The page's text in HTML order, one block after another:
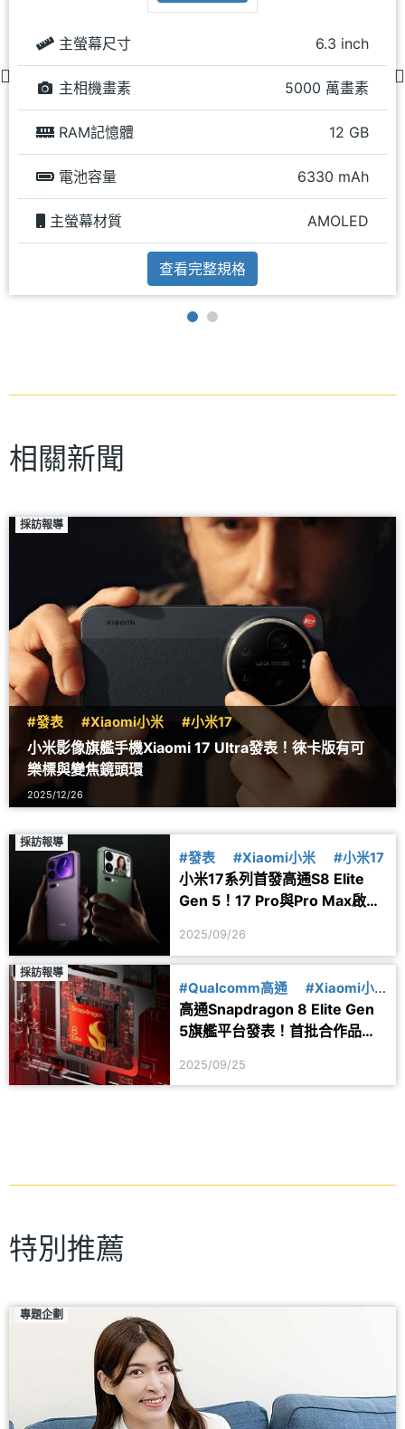
主螢幕尺寸 6.3 inch
主相機畫素 5000 萬畫素
RAM記憶體 12 GB
電池容量 6330 mAh
主螢幕材質 AMOLED
查看完整規格
相關新聞
採訪報導
#發表 #Xiaomi小米 #小米17
小米影像旗艦手機Xiaomi 17 Ultra發表！徠卡版有可
樂標與變焦鏡頭環
2025/12/26
採訪報導
#發表 #Xiaomi小米 #小米17
小米17系列首發高通S8 Elite
Gen 5！17 Pro與Pro Max啟用
2025/09/26
採訪報導
#Qualcomm高通
#Xiaomi小
米
#SAMSUNG三星
#OPPO
#vivo
#realme真我
高通Snapdragon 8 Elite Gen
5旗艦平台發表！首批合作品牌
2025/09/25
特別推薦
專題企劃